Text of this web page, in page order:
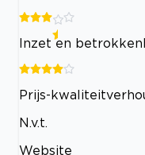
Inzet en
Prijs-
N.v.t.
Website